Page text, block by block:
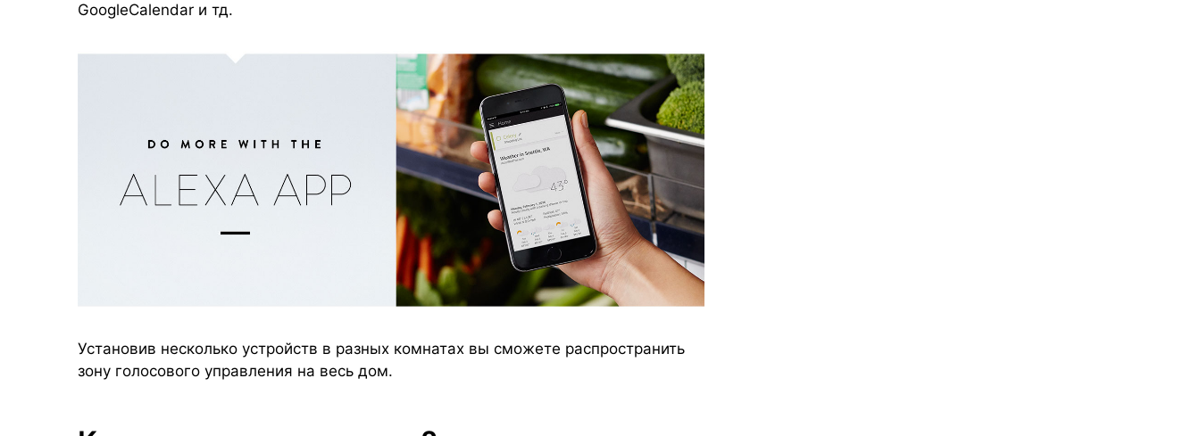
GoogleCalendar и тд.
Установив несколько устройств в разных комнатах вы сможете распространить
зону голосового управления на весь дом.